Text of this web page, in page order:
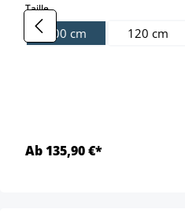
Tailleselect
100 cm 120 cm
Ab 135,90 €*